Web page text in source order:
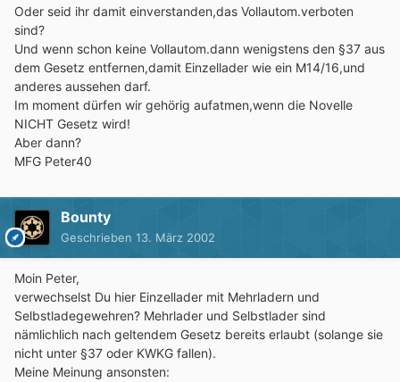
Oder seid ihr damit einverstanden,das Vollautom.verboten
sind?
Und wenn schon keine Vollautom.dann wenigstens den §37 aus
dem Gesetz entfernen,damit Einzellader wie ein M14/16,und
anderes aussehen darf.
Im moment dürfen wir gehörig aufatmen,wenn die Novelle
NICHT Gesetz wird!
Aber dann?
MFG Peter40
Bounty
Geschrieben 13. März 2002
Moin Peter,
verwechselst Du hier Einzellader mit Mehrladern und
Selbstladegewehren? Mehrlader und Selbstlader sind
nämlichlich nach geltendem Gesetz bereits erlaubt (solange sie
nicht unter §37 oder KWKG fallen).
Meine Meinung ansonsten: